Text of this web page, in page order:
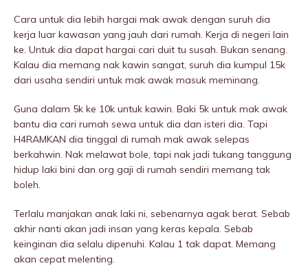
Cara untuk dia lebih hargai mak awak dengan suruh dia
kerja luar kawasan yang jauh dari rumah. Kerja di negeri lain
ke. Untuk dia dapat hargai cari duit tu susah. Bukan senang.
Kalau dia memang nak kawin sangat, suruh dia kumpul 15k
dari usaha sendiri untuk mak awak masuk meminang.
Guna dalam 5k ke 10k untuk kawin. Baki 5k untuk mak awak
bantu dia cari rumah sewa untuk dia dan isteri dia. Tapi
H4RAMKAN dia tinggal di rumah mak awak selepas
berkahwin. Nak melawat bole, tapi nak jadi tukang tanggung
hidup laki bini dan org gaji di rumah sendiri memang tak
boleh.
Terlalu manjakan anak laki ni, sebenarnya agak berat. Sebab
akhir nanti akan jadi insan yang keras kepala. Sebab
keinginan dia selalu dipenuhi. Kalau 1 tak dapat. Memang
akan cepat meIenting.